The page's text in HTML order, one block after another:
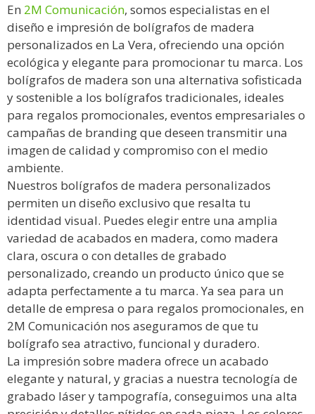
En 2M Comunicación, somos especialistas en el
diseño e impresión de bolígrafos de madera
personalizados en La Vera, ofreciendo una opción
ecológica y elegante para promocionar tu marca. Los
bolígrafos de madera son una alternativa sofisticada
y sostenible a los bolígrafos tradicionales, ideales
para regalos promocionales, eventos empresariales o
campañas de branding que deseen transmitir una
imagen de calidad y compromiso con el medio
ambiente.
Nuestros bolígrafos de madera personalizados
permiten un diseño exclusivo que resalta tu
identidad visual. Puedes elegir entre una amplia
variedad de acabados en madera, como madera
clara, oscura o con detalles de grabado
personalizado, creando un producto único que se
adapta perfectamente a tu marca. Ya sea para un
detalle de empresa o para regalos promocionales, en
2M Comunicación nos aseguramos de que tu
bolígrafo sea atractivo, funcional y duradero.
La impresión sobre madera ofrece un acabado
elegante y natural, y gracias a nuestra tecnología de
grabado láser y tampografía, conseguimos una alta